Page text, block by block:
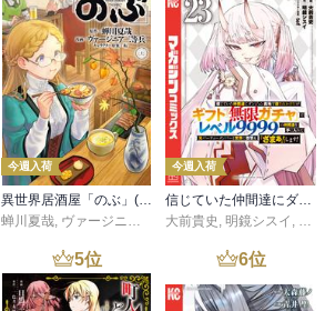
今週入荷
異世界居酒屋「のぶ」(22)
蝉川夏哉, ヴァージニア二等兵 ,転
今週入荷
信じていた仲間達にダンジョン奥地で殺されかけたがギフト『無限ガチャ』でレベル９９９９の仲間達を手に入れて元パーティーメンバーと世界に復讐＆『ざまぁ！』します！（２３）
大前貴史 , 明鏡シスイ , ｔ
5位 6位